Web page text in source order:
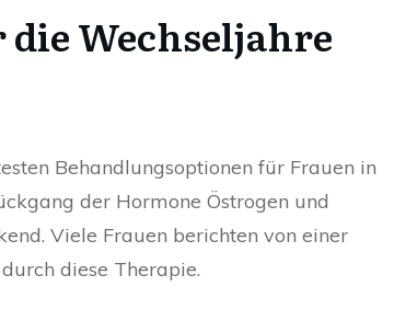
Wechseljahre
Behandlungsoptionen für Frauen in
der Hormone Östrogen und
Viele Frauen berichten von einer
diese Therapie.